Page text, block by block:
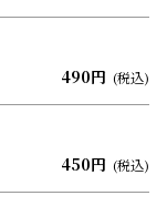
490円 (税込)
450円 (税込)